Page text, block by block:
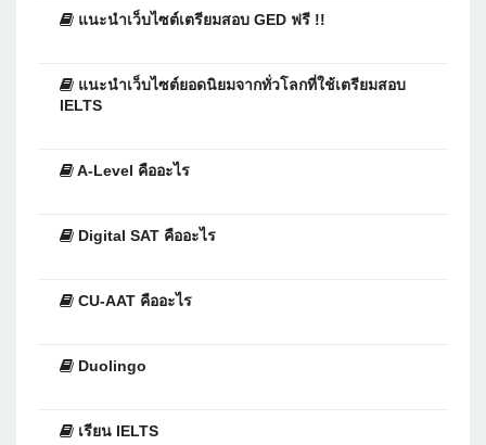
แนะนำเว็บไซต์เตรียมสอบ GED ฟรี !!
แนะนำเว็บไซต์ยอดนิยมจากทั่วโลกที่ใช้เตรียมสอบ
IELTS
A-Level คืออะไร
Digital SAT คืออะไร
CU-AAT คืออะไร
Duolingo
เรียน IELTS